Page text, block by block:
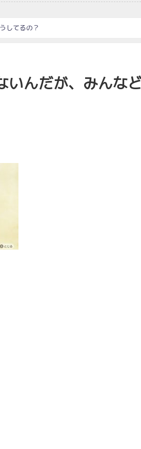
してるの？
いんだが、みんな